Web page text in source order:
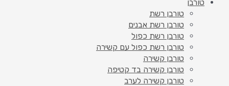
טורבן
טורבן רשת
טורבן רשת אבנים
טורבן רשת כפול
טורבן רשת כפול עם קשירה
טורבן קשירה
טורבן קשירה בד קטיפה
טורבן קשירה לערב